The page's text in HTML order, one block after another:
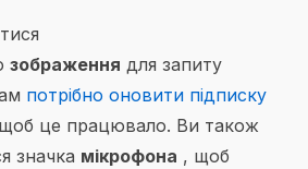
зображення для запиту
потрібно оновити підписку
це працювало. Ви також
значка мікрофона , щоб